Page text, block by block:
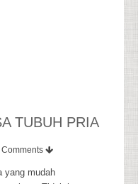
TUBUH PRIA
Comments
yang mudah